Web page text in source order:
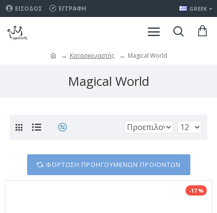
ΕΊΣΟΔΟΣ ΕΓΓΡΑΦΉ GREEK
Κατασκευαστής Magical World
Magical World
ΦΌΡΤΩΣΗ ΠΡΟΗΓΟΎΜΕΝΩΝ ΠΡΟΪΌΝΤΩΝ
-17 %